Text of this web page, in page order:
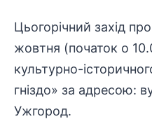
Цьогорічний захід
жовтня (початок о
культурно-
гніздо» за адресою:
Ужгород.